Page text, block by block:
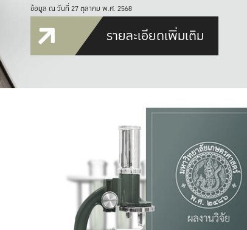
ข้อมูล ณ วันที่ 27 ตุลาคม พ.ศ. 2568
รายละเอียดเพิ่มเติม